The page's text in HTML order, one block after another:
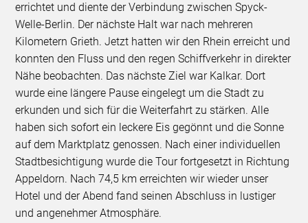
errichtet und diente der Verbindung zwischen Spyck-
Welle-Berlin. Der nächste Halt war nach mehreren
Kilometern Grieth. Jetzt hatten wir den Rhein erreicht und
konnten den Fluss und den regen Schiffverkehr in direkter
Nähe beobachten. Das nächste Ziel war Kalkar. Dort
wurde eine längere Pause eingelegt um die Stadt zu
erkunden und sich für die Weiterfahrt zu stärken. Alle
haben sich sofort ein leckere Eis gegönnt und die Sonne
auf dem Marktplatz genossen. Nach einer individuellen
Stadtbesichtigung wurde die Tour fortgesetzt in Richtung
Appeldorn. Nach 74,5 km erreichten wir wieder unser
Hotel und der Abend fand seinen Abschluss in lustiger
und angenehmer Atmosphäre.